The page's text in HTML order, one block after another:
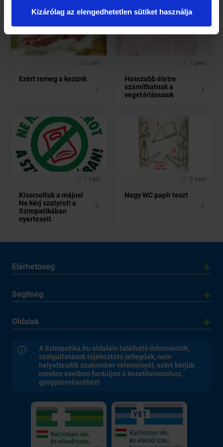
Kizárólag az elengedhetetlen sütiket használja
2 perc
Ezért remeg a kezünk
1 perc
Hosszabb életre
számíthatnak a
vegetáriánusok
1 perc
Kisorsoltuk a májusi
Ne kérj szatyrot! a
Szimpatikában
nyerteseit
2 perc
Nagy WC papír teszt
Elérhetőség
Segítség
Oldalak
A Szimpatika.hu oldalain található információk,
szolgáltatások tájékoztató jellegűek, nem
helyettesítik szakember véleményét, ezért kérjük
minden esetben forduljon a kezelőorvosához,
gyógyszerészéhez!